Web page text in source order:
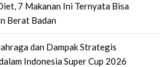
7 Makanan Ini Ternyata Bisa
Berat Badan
dan Dampak Strategis
Indonesia Super Cup 2026